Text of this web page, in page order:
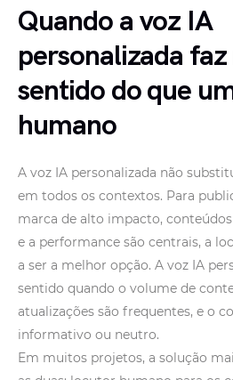
Quando a voz IA
personalizada
sentido do que
humano
A voz IA personalizada não
em todos os contextos. Para
marca de alto impacto,
e a performance são centrais, a
a ser a melhor opção. A voz IA
sentido quando o volume de
atualizações são frequentes, e o
informativo ou neutro.
Em muitos projetos, a solução